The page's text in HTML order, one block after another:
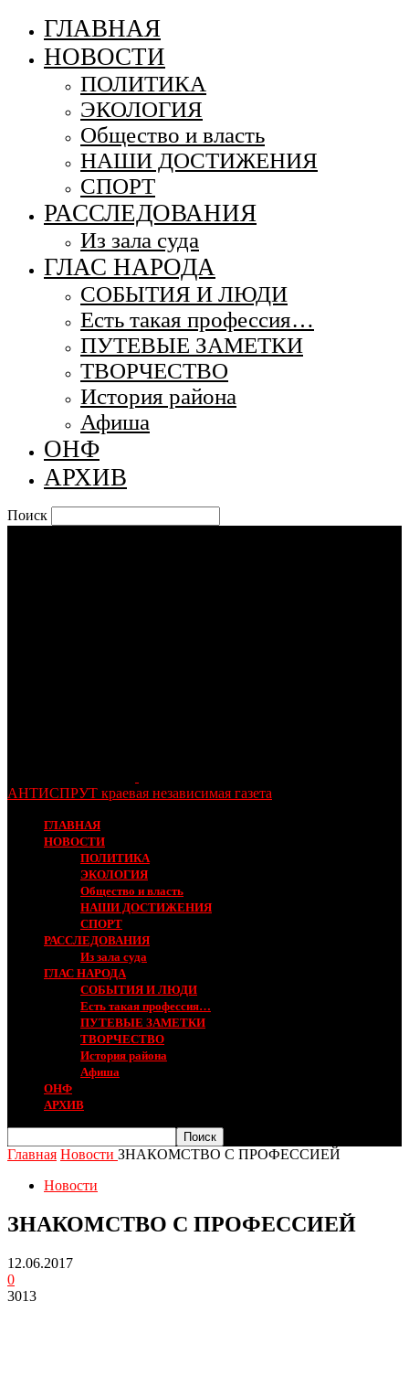
ГЛАВНАЯ
НОВОСТИ
ПОЛИТИКА
ЭКОЛОГИЯ
Общество и власть
НАШИ ДОСТИЖЕНИЯ
СПОРТ
РАССЛЕДОВАНИЯ
Из зала суда
ГЛАС НАРОДА
СОБЫТИЯ И ЛЮДИ
Есть такая профессия…
ПУТЕВЫЕ ЗАМЕТКИ
ТВОРЧЕСТВО
История района
Афиша
ОНФ
АРХИВ
Поиск
АНТИСПРУТ краевая независимая газета
ГЛАВНАЯ
НОВОСТИ
ПОЛИТИКА
ЭКОЛОГИЯ
Общество и власть
НАШИ ДОСТИЖЕНИЯ
СПОРТ
РАССЛЕДОВАНИЯ
Из зала суда
ГЛАС НАРОДА
СОБЫТИЯ И ЛЮДИ
Есть такая профессия…
ПУТЕВЫЕ ЗАМЕТКИ
ТВОРЧЕСТВО
История района
Афиша
ОНФ
АРХИВ
Главная Новости ЗНАКОМСТВО С ПРОФЕССИЕЙ
Новости
ЗНАКОМСТВО С ПРОФЕССИЕЙ
12.06.2017
0
3013